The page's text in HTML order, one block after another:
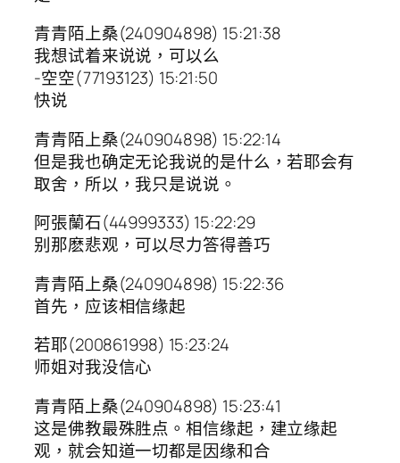
青青陌上桑(240904898) 15:21:38
我想试着来说说，可以么
-空空(77193123) 15:21:50
快说
青青陌上桑(240904898) 15:22:14
但是我也确定无论我说的是什么，若耶会有
取舍，所以，我只是说说。
阿張蘭石(44999333) 15:22:29
别那麽悲观，可以尽力答得善巧
青青陌上桑(240904898) 15:22:36
首先，应该相信缘起
若耶(200861998) 15:23:24
师姐对我没信心
青青陌上桑(240904898) 15:23:41
这是佛教最殊胜点。相信缘起，建立缘起
观，就会知道一切都是因缘和合